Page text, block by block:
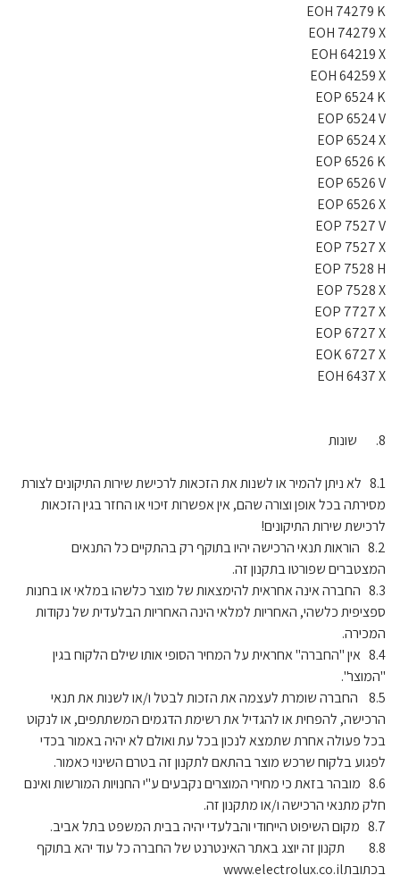
EOH 74279 K
EOH 74279 X
EOH 64219 X
EOH 64259 X
EOP 6524 K
EOP 6524 V
EOP 6524 X
EOP 6526 K
EOP 6526 V
EOP 6526 X
EOP 7527 V
EOP 7527 X
EOP 7528 H
EOP 7528 X
EOP 7727 X
EOP 6727 X
EOK 6727 X
EOH 6437 X
8. שונות
8.1 לא ניתן להמיר או לשנות את הזכאות לרכישת שירות התיקונים לצורת
מסירתה בכל אופן וצורה שהם, אין אפשרות זיכוי או החזר בגין הזכאות
לרכישת שירות התיקונים!
8.2 הוראות תנאי הרכישה יהיו בתוקף רק בהתקיים כל התנאים
המצטברים שפורטו בתקנון זה.
8.3 החברה אינה אחראית להימצאות של מוצר כלשהו במלאי או בחנות
ספציפית כלשהי, האחריות למלאי הינה האחריות הבלעדית של נקודות
המכירה.
8.4 אין "החברה" אחראית על המחיר הסופי אותו שילם הלקוח בגין
"המוצר".
8.5 החברה שומרת לעצמה את הזכות לבטל ו/או לשנות את תנאי
הרכישה, להפחית או להגדיל את רשימת הדגמים המשתתפים, או לנקוט
בכל פעולה אחרת שתמצא לנכון בכל עת ואולם לא יהיה באמור בכדי
לפגוע בלקוח שרכש מוצר בהתאם לתקנון זה בטרם השינוי כאמור.
8.6 מובהר בזאת כי מחירי המוצרים נקבעים ע"י החנויות המורשות ואינם
חלק מתנאי הרכישה ו/או מתקנון זה.
8.7 מקום השיפוט הייחודי והבלעדי יהיה בבית המשפט בתל אביב.
8.8 תקנון זה יוצג באתר האינטרנט של החברה כל עוד יהא בתוקף
בכתובתwww.electrolux.co.il